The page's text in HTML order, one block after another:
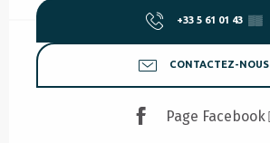
+33 5 61 01 43 ▒▒
CONTACTEZ-NOUS
Page Facebook